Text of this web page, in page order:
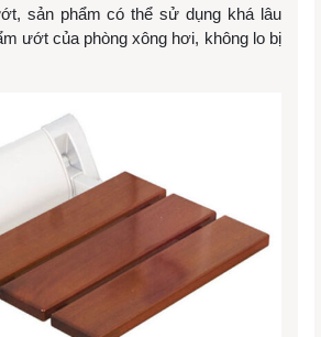
sản phẩm có thể sử dụng khá lâu
ướt của phòng xông hơi, không lo bị